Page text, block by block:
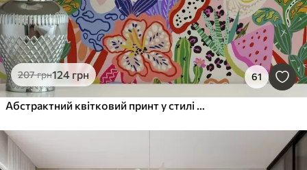
207грн124 грн 61
Абстрактний квітковий принт у стилі поп-арт